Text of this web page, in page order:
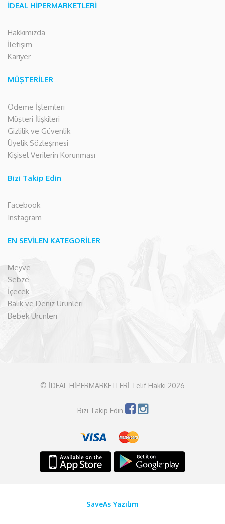
İDEAL HİPERMARKETLERİ
Hakkımızda
İletişim
Kariyer
MÜŞTERİLER
Ödeme İşlemleri
Müşteri İlişkileri
Gizlilik ve Güvenlik
Üyelik Sözleşmesi
Kişisel Verilerin Korunması
Bizi Takip Edin
Facebook
Instagram
EN SEVİLEN KATEGORİLER
Meyve
Sebze
İçecek
Balık ve Deniz Ürünleri
Bebek Ürünleri
© İDEAL HİPERMARKETLERİ Telif Hakkı 2026
Bizi Takip Edin
SaveAs Yazılım